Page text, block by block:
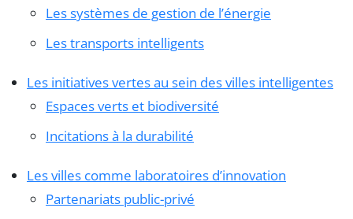
Les systèmes de gestion de l’énergie
Les transports intelligents
Les initiatives vertes au sein des villes intelligentes
Espaces verts et biodiversité
Incitations à la durabilité
Les villes comme laboratoires d’innovation
Partenariats public-privé